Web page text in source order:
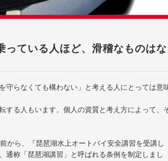
っている人ほど、滑稽なものはな
守らなくても構わない」と考える人にとっては意
する人もいます。個人の資質と考え方によって、
から、『琵琶湖水上オートバイ安全講習を受講し
通称「琵琶湖講習」と呼ばれる条例を制定しまし